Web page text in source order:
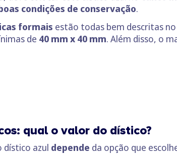
condições de conservação.
formais estão todas bem descritas
de 40 mm x 40 mm. Além disso, o
qual o valor do dístico?
dístico azul depende da opção que